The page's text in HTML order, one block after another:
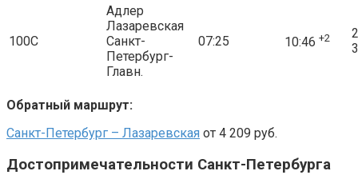
100С
Адлер
Лазаревская
Санкт-
Петербург-
Главн.
07:25 10:46 +2
Обратный маршрут:
Санкт-Петербург – Лазаревская от 4 209 руб.
Достопримечательности Санкт-Петербурга